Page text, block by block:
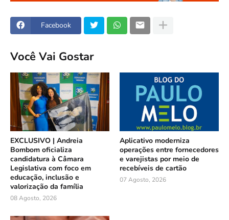
Facebook
Você Vai Gostar
EXCLUSIVO | Andreia
Bombom oficializa
candidatura à Câmara
Legislativa com foco em
educação, inclusão e
valorização da família
08 Agosto, 2026
Aplicativo moderniza
operações entre fornecedores
e varejistas por meio de
recebíveis de cartão
07 Agosto, 2026